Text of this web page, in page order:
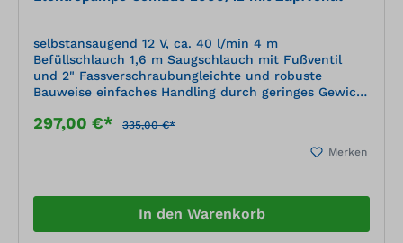
selbstansaugend 12 V, ca. 40 l/min 4 m
Befüllschlauch 1,6 m Saugschlauch mit Fußventil
und 2" Fassverschraubungleichte und robuste
Bauweise einfaches Handling durch geringes Gewicht
297,00 €* 335,00 €*
Merken
In den Warenkorb